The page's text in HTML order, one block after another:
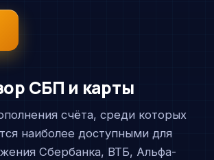
СБП и карты
счёта, среди которых
наиболее доступными для
Сбербанка, ВТБ, Альфа-